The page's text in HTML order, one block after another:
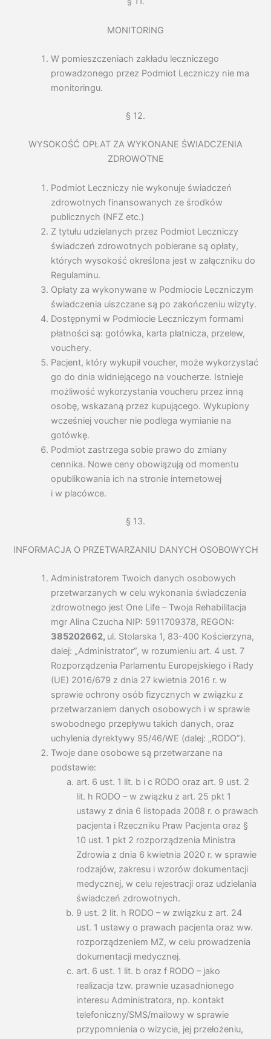
MONITORING
W pomieszczeniach zakładu leczniczego
prowadzonego przez Podmiot Leczniczy nie ma
monitoringu.
§ 12.
WYSOKOŚĆ OPŁAT ZA WYKONANE ŚWIADCZENIA
ZDROWOTNE
Podmiot Leczniczy nie wykonuje świadczeń
zdrowotnych finansowanych ze środków
publicznych (NFZ etc.)
Z tytułu udzielanych przez Podmiot Leczniczy
świadczeń zdrowotnych pobierane są opłaty,
których wysokość określona jest w załączniku do
Regulaminu.
Opłaty za wykonywane w Podmiocie Leczniczym
świadczenia uiszczane są po zakończeniu wizyty.
Dostępnymi w Podmiocie Leczniczym formami
płatności są: gotówka, karta płatnicza, przelew,
vouchery.
Pacjent, który wykupił voucher, może wykorzystać
go do dnia widniejącego na voucherze. Istnieje
możliwość wykorzystania voucheru przez inną
osobę, wskazaną przez kupującego. Wykupiony
wcześniej voucher nie podlega wymianie na
gotówkę.
Podmiot zastrzega sobie prawo do zmiany
cennika. Nowe ceny obowiązują od momentu
opublikowania ich na stronie internetowej
i w placówce.
§ 13.
INFORMACJA O PRZETWARZANIU DANYCH OSOBOWYCH
Administratorem Twoich danych osobowych
przetwarzanych w celu wykonania świadczenia
zdrowotnego jest One Life – Twoja Rehabilitacja
mgr Alina Czucha NIP: 5911709378, REGON:
385202662, ul. Stolarska 1, 83-400 Kościerzyna,
dalej: „Administrator”, w rozumieniu art. 4 ust. 7
Rozporządzenia Parlamentu Europejskiego i Rady
(UE) 2016/679 z dnia 27 kwietnia 2016 r. w
sprawie ochrony osób fizycznych w związku z
przetwarzaniem danych osobowych i w sprawie
swobodnego przepływu takich danych, oraz
uchylenia dyrektywy 95/46/WE (dalej: „RODO”).
Twoje dane osobowe są przetwarzane na
podstawie:
art. 6 ust. 1 lit. b i c RODO oraz art. 9 ust. 2
lit. h RODO – w związku z art. 25 pkt 1
ustawy z dnia 6 listopada 2008 r. o prawach
pacjenta i Rzeczniku Praw Pacjenta oraz §
10 ust. 1 pkt 2 rozporządzenia Ministra
Zdrowia z dnia 6 kwietnia 2020 r. w sprawie
rodzajów, zakresu i wzorów dokumentacji
medycznej, w celu rejestracji oraz udzielania
świadczeń zdrowotnych.
9 ust. 2 lit. h RODO – w związku z art. 24
ust. 1 ustawy o prawach pacjenta oraz ww.
rozporządzeniem MZ, w celu prowadzenia
dokumentacji medycznej.
art. 6 ust. 1 lit. b oraz f RODO – jako
realizacja tzw. prawnie uzasadnionego
interesu Administratora, np. kontakt
telefoniczny/SMS/mailowy w sprawie
przypomnienia o wizycie, jej przełożeniu,